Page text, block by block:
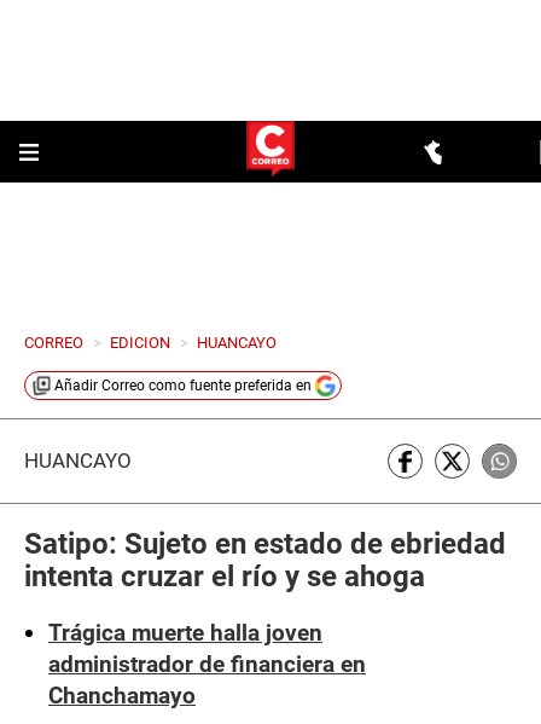
CORREO > EDICION > HUANCAYO
Añadir Correo como fuente preferida en
HUANCAYO
Satipo: Sujeto en estado de ebriedad
intenta cruzar el río y se ahoga
Trágica muerte halla joven
administrador de financiera en
Chanchamayo